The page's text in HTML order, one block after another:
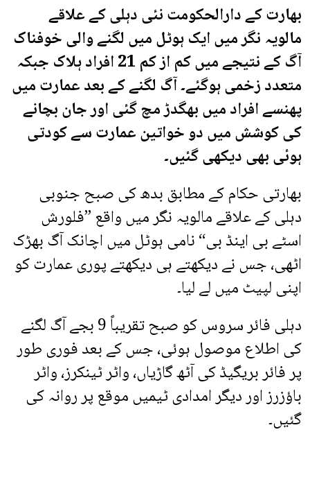
بھارت کے دارالحکومت نئی دہلی کے علاقے
مالویہ نگر میں ایک ہوٹل میں لگنے والی خوفناک
آگ کے نتیجے میں کم از کم 21 افراد ہلاک جبکہ
متعدد زخمی ہوگئے۔ آگ لگنے کے بعد عمارت میں
پھنسے افراد میں بھگدڑ مچ گئی اور جان بچانے
کی کوشش میں دو خواتین عمارت سے کودتی
ہوئی بھی دیکھی گئیں۔
بھارتی حکام کے مطابق بدھ کی صبح جنوبی
دہلی کے علاقے مالویہ نگر میں واقع ”فلورش
اسٹے بی اینڈ بی“ نامی ہوٹل میں اچانک آگ بھڑک
اٹھی، جس نے دیکھتے ہی دیکھتے پوری عمارت کو
اپنی لپیٹ میں لے لیا۔
دہلی فائر سروس کو صبح تقریباً 9 بجے آگ لگنے
کی اطلاع موصول ہوئی، جس کے بعد فوری طور
پر فائر بریگیڈ کی آٹھ گاڑیاں، واٹر ٹینکرز، واٹر
باؤزرز اور دیگر امدادی ٹیمیں موقع پر روانہ کی
گئیں۔